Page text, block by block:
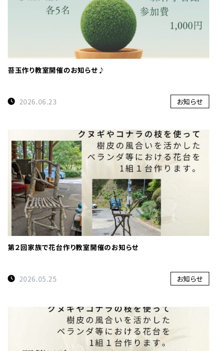
苔玉作り教室開催のお知らせ♪
2026.06.23 お知らせ
第２回家族で花台作り教室開催のお知らせ
2026.05.25 お知らせ